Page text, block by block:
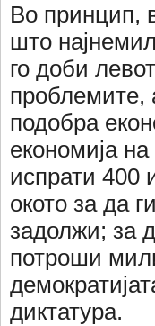
Во принцип,
што
го доби
проблемите,
подобра
економија
испрати 400
окото за да
задолжи; за
потроши
диктатура.